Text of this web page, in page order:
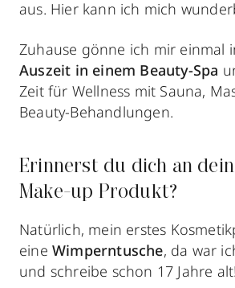
aus. Hier kann ich mich
Zuhause gönne ich mir einmal
Auszeit in einem Beauty-Spa
Zeit für Wellness mit Sauna,
Beauty-Behandlungen.
Erinnerst du dich an
Make-up Produkt?
Natürlich, mein erstes
eine Wimperntusche, da war
und schreibe schon 17 Jahre alt!